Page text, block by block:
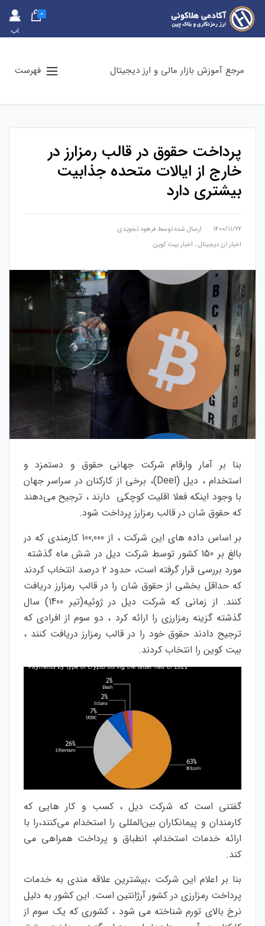
حس
اب
0
مرجع آموزش بازار مالی و ارز دیجیتال فهرست
پرداخت حقوق در قالب رمزارز در
خارج از ایالات متحده جذابیت
بیشتری دارد
۱۴۰۰/۱۱/۲۲ ارسال شده توسط فرهود تجویدی
اخبار ارز دیجیتال، اخبار بیت کوین
بنا بر آمار وارقام شرکت جهانی حقوق و دستمزد و
استخدام ، دیل (Deel)، برخی از کارکنان در سراسر جهان
با وجود اینکه فعلا اقلیت کوچکی دارند ، ترجیح می‌دهند
که حقوق شان در قالب رمزارز پرداخت شود.
بر اساس داده های این شرکت ، از 100,000 کارمندی که در
بالغ بر 150 کشور توسط شرکت دیل در شش ماه گذشته
مورد بررسی قرار گرفته است، حدود 2 درصد انتخاب کردند
که حداقل بخشی از حقوق شان را در قالب رمزارز دریافت
کنند. از زمانی که شرکت دیل در ژوئیه(تیر 1400) سال
گذشته گزینه رمزارزی را ارائه کرد ، دو سوم از افرادی که
ترجیح دادند حقوق خود را در قالب رمزارز دریافت کنند ،
بیت کوین را انتخاب کردند.
گفتنی است که شرکت دیل ، کسب و کار هایی که
کارمندان و پیمانکاران بین‌المللی را استخدام می‌کنند،را با
ارائه خدمات استخدام، انطباق و پرداخت همراهی می
کند.
بنا بر اعلام این شرکت ،بیشترین علاقه مندی به خدمات
پرداخت رمزارزی در کشور آرژانتین است. این کشور به دلیل
نرخ بالای تورم شناخته می شود ، کشوری که یک سوم از